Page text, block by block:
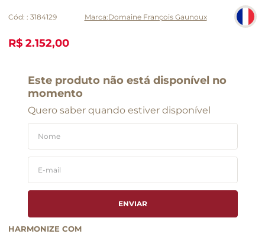
Cód: : 3184129 Domaine François Gaunoux
R$ 2.152,00
Este produto não está disponível no
momento
Quero saber quando estiver disponível
ENVIAR
HARMONIZE COM